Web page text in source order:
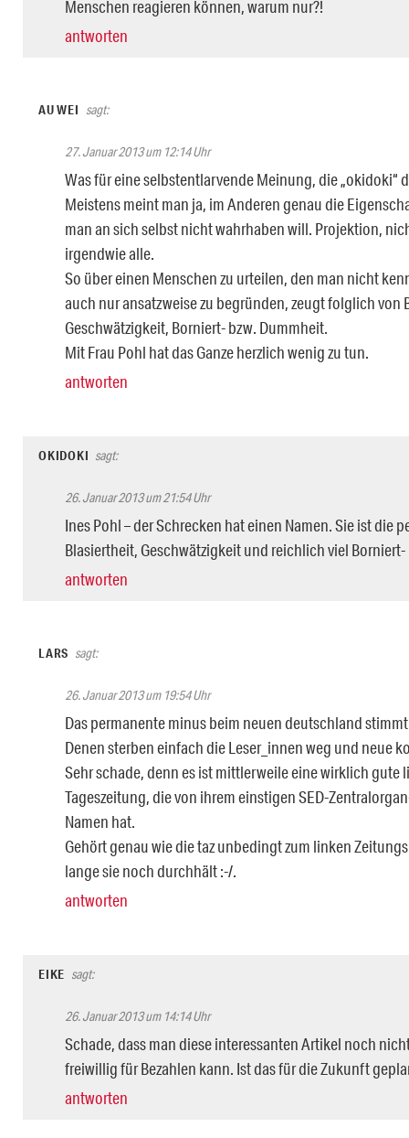
Menschen reagieren können, warum nur?!
antworten
AU WEI sagt:
27. Januar 2013 um 12:14 Uhr
Was für eine selbstentlarvende Meinung, die „okidoki“
Meistens meint man ja, im Anderen genau die
man an sich selbst nicht wahrhaben will. Projektion,
irgendwie alle.
So über einen Menschen zu urteilen, den man nicht
auch nur ansatzweise zu begründen, zeugt folglich von
Geschwätzigkeit, Borniert- bzw. Dummheit.
Mit Frau Pohl hat das Ganze herzlich wenig zu tun.
antworten
OKIDOKI sagt:
26. Januar 2013 um 21:54 Uhr
Ines Pohl – der Schrecken hat einen Namen. Sie ist die
Blasiertheit, Geschwätzigkeit und reichlich viel
antworten
LARS sagt:
26. Januar 2013 um 19:54 Uhr
Das permanente minus beim neuen deutschland
Denen sterben einfach die Leser_innen weg und neue
Sehr schade, denn es ist mittlerweile eine wirklich gute
Tageszeitung, die von ihrem einstigen SED-
Namen hat.
Gehört genau wie die taz unbedingt zum linken
lange sie noch durchhält :-/.
antworten
EIKE sagt:
26. Januar 2013 um 14:14 Uhr
Schade, dass man diese interessanten Artikel noch
freiwillig für Bezahlen kann. Ist das für die Zukunft
antworten